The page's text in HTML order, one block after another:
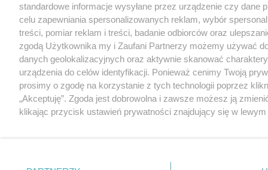
standardowe informacje wysyłane przez urządzenie czy dane
celu zapewniania spersonalizowanych reklam, wybór
treści, pomiar reklam i treści, badanie odbiorców oraz
zgodą Użytkownika my i Zaufani Partnerzy możemy używać
danych geolokalizacyjnych oraz aktywnie skanować
urządzenia do celów identyfikacji. Ponieważ cenimy Twoją
prosimy o zgodę na korzystanie z tych technologii poprzez
„Akceptuję”. Zgoda jest dobrowolna i zawsze możesz ją
klikając przycisk ustawień prywatności znajdujący się w